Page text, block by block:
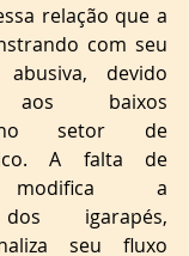
relação que a
com seu
devido
aos baixos
no setor de
A falta de
modifica a
igarapés,
seu fluxo